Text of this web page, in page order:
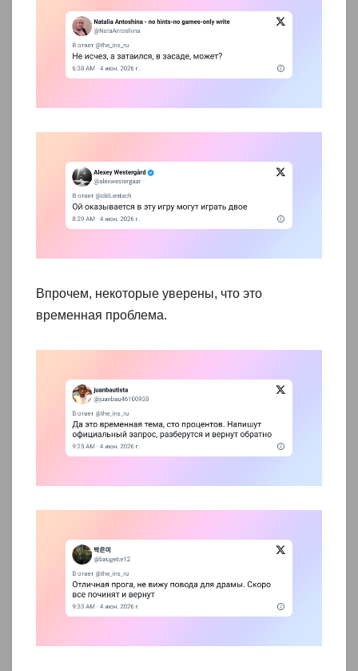
Впрочем, некоторые уверены, что это
временная проблема.